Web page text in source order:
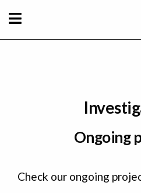
Ongoing
Check our ongoing